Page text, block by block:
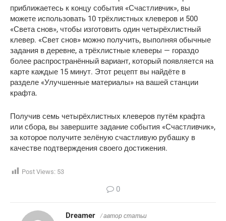
приближаетесь к концу события «Счастливчик», вы
можете использовать 10 трёхлистных клеверов и 500
«Света снов», чтобы изготовить один четырёхлистный
клевер. «Свет снов» можно получить, выполняя обычные
задания в деревне, а трёхлистные клеверы — гораздо
более распространённый вариант, который появляется на
карте каждые 15 минут. Этот рецепт вы найдёте в
разделе «Улучшенные материалы» на вашей станции
крафта.
Получив семь четырёхлистных клеверов путём крафта
или сбора, вы завершите задание события «Счастливчик»,
за которое получите зелёную счастливую рубашку в
качестве подтверждения своего достижения.
Post Views: 53
0
Dreamer / автор статьи